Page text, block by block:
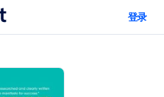
技能。
登录